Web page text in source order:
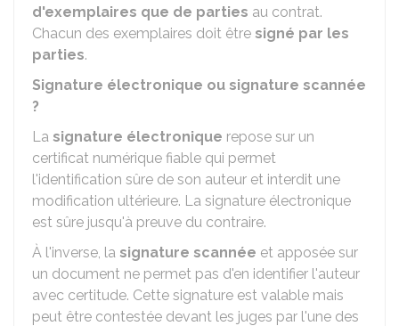
d'exemplaires que de parties au contrat.
Chacun des exemplaires doit être signé par les
parties.
Signature électronique ou signature scannée
?
La signature électronique repose sur un
certificat numérique fiable qui permet
l'identification sûre de son auteur et interdit une
modification ultérieure. La signature électronique
est sûre jusqu'à preuve du contraire.
À l'inverse, la signature scannée et apposée sur
un document ne permet pas d'en identifier l'auteur
avec certitude. Cette signature est valable mais
peut être contestée devant les juges par l'une des